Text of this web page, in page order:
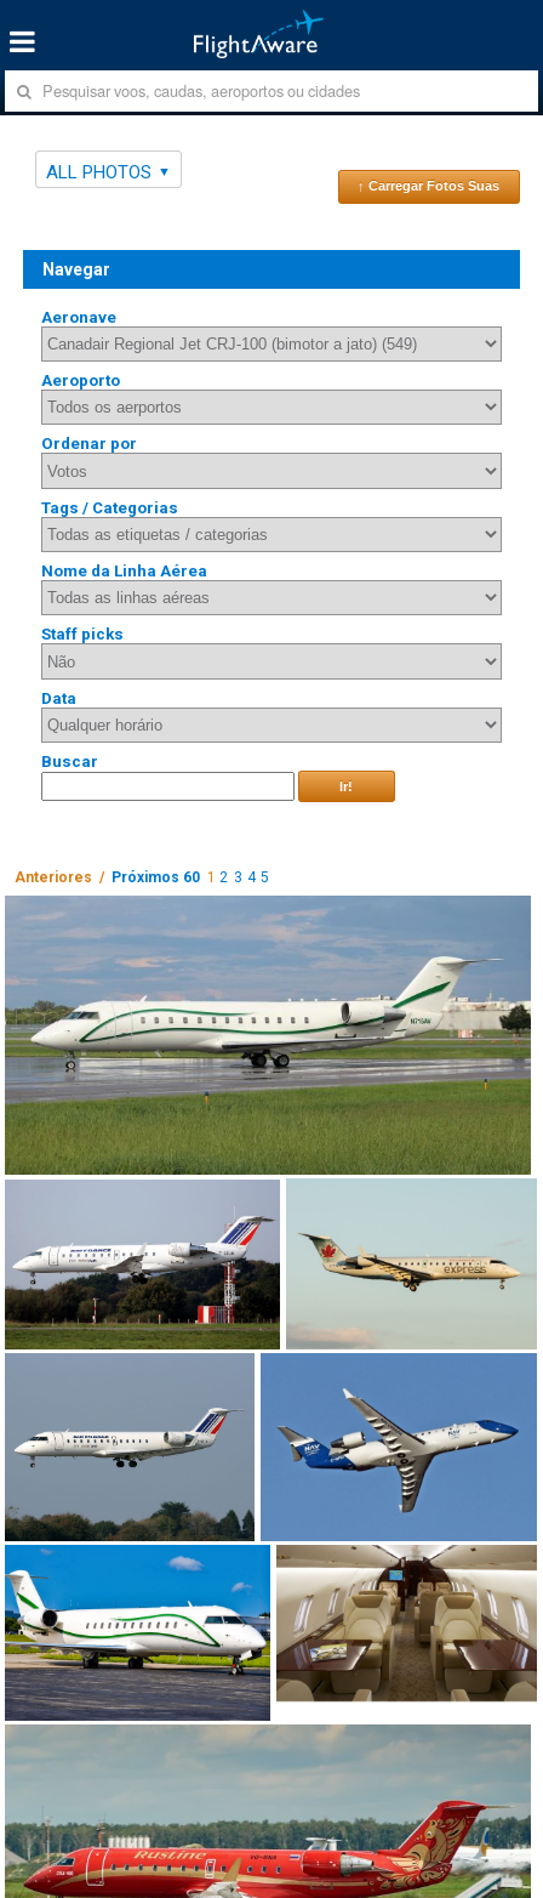
ALL PHOTOS
↑ Carregar Fotos Suas
Navegar
Aeronave
Aeroporto
Ordenar por
Tags / Categorias
Nome da Linha Aérea
Staff picks
Data
Buscar
Ir!
Anteriores / Próximos 60 1 2 3 4 5